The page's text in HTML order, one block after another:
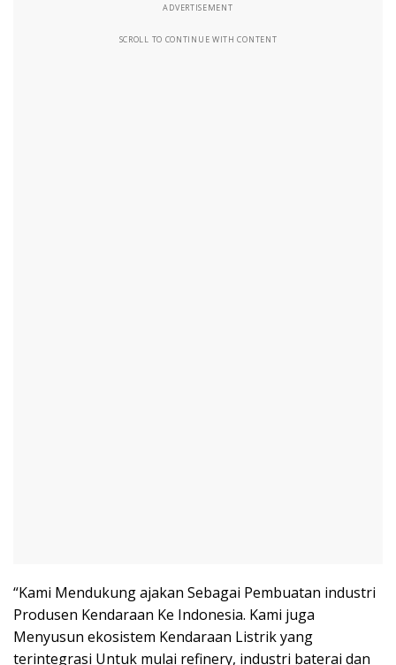
ADVERTISEMENT
SCROLL TO CONTINUE WITH CONTENT
“Kami Mendukung ajakan Sebagai Pembuatan industri
Produsen Kendaraan Ke Indonesia. Kami juga
Menyusun ekosistem Kendaraan Listrik yang
terintegrasi Untuk mulai refinery, industri baterai dan